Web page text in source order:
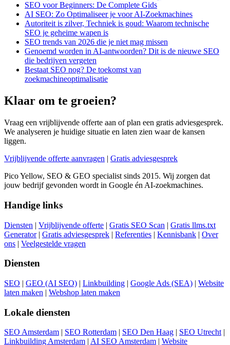
SEO voor Beginners: De Complete Gids
AI SEO: Zo Optimaliseer je voor AI-Zoekmachines
Autoriteit is zilver, Techniek is goud: Waarom technische
SEO je geheime wapen is
SEO trends van 2026 die je niet mag missen
Genoemd worden in AI-antwoorden? Dit is de nieuwe SEO
die bedrijven vergeten
Bestaat SEO nog? De toekomst van
zoekmachineoptimalisatie
Klaar om te groeien?
Vraag een vrijblijvende offerte aan of plan een gratis adviesgesprek.
We analyseren je huidige situatie en laten zien waar de kansen
liggen.
Vrijblijvende offerte aanvragen | Gratis adviesgesprek
Pico Yellow, SEO & GEO specialist sinds 2015. Wij zorgen dat
jouw bedrijf gevonden wordt in Google én AI-zoekmachines.
Handige links
Diensten | Vrijblijvende offerte | Gratis SEO Scan | Gratis llms.txt
Generator| Gratis adviesgesprek | Referenties | Kennisbank | Over
ons | Veelgestelde vragen
Diensten
SEO | GEO (AI SEO) | Linkbuilding | Google Ads (SEA) | Website
laten maken | Webshop laten maken
Lokale diensten
SEO Amsterdam | SEO Rotterdam | SEO Den Haag | SEO Utrecht|
Linkbuilding Amsterdam | AI SEO Amsterdam | Website